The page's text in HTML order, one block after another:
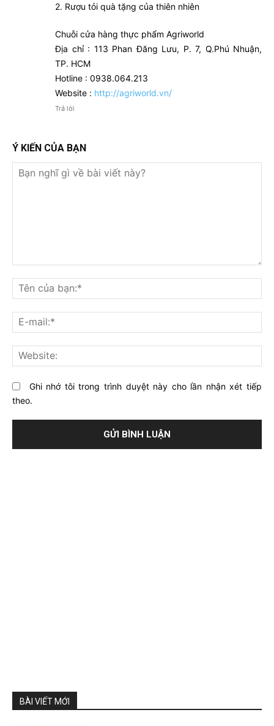
2. Rượu tỏi quà tặng của thiên nhiên
Chuỗi cửa hàng thực phẩm Agriworld
Địa chỉ : 113 Phan Đăng Lưu, P. 7, Q.Phú Nhuận,
TP. HCM
Hotline : 0938.064.213
Website : http://agriworld.vn/
Trả lời
Ý KIẾN CỦA BẠN
nghĩ
gì
về
bài
viết
này?
Ghi nhớ tôi trong trình duyệt này cho lần nhận xét tiếp
theo.
BÀI VIẾT MỚI